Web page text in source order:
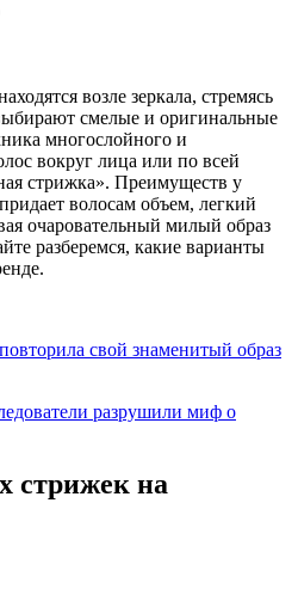
возле зеркала, стремясь
смелые и оригинальные
многослойного и
вокруг лица или по всей
стрижка». Преимуществ у
волосам объем, легкий
очаровательный милый образ
разберемся, какие варианты
свой знаменитый образ
разрушили миф о
стрижек на